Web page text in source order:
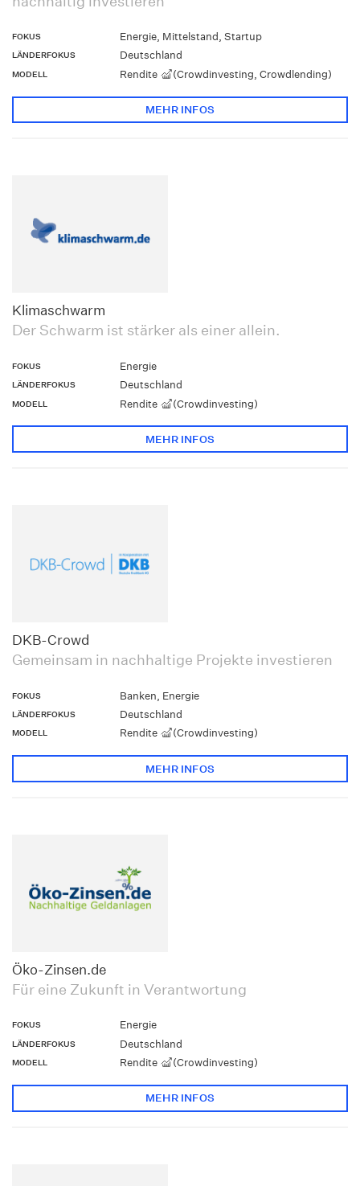
FOKUS Energie, Mittelstand, Startup
LÄNDERFOKUS Deutschland
MODELL Rendite (Crowdinvesting, Crowdlending)
MEHR INFOS
Klimaschwarm
Der Schwarm ist stärker als einer allein.
FOKUS Energie
LÄNDERFOKUS Deutschland
MODELL Rendite (Crowdinvesting)
MEHR INFOS
DKB-Crowd
Gemeinsam in nachhaltige Projekte investieren
FOKUS Banken, Energie
LÄNDERFOKUS Deutschland
MODELL Rendite (Crowdinvesting)
MEHR INFOS
Öko-Zinsen.de
Für eine Zukunft in Verantwortung
FOKUS Energie
LÄNDERFOKUS Deutschland
MODELL Rendite (Crowdinvesting)
MEHR INFOS